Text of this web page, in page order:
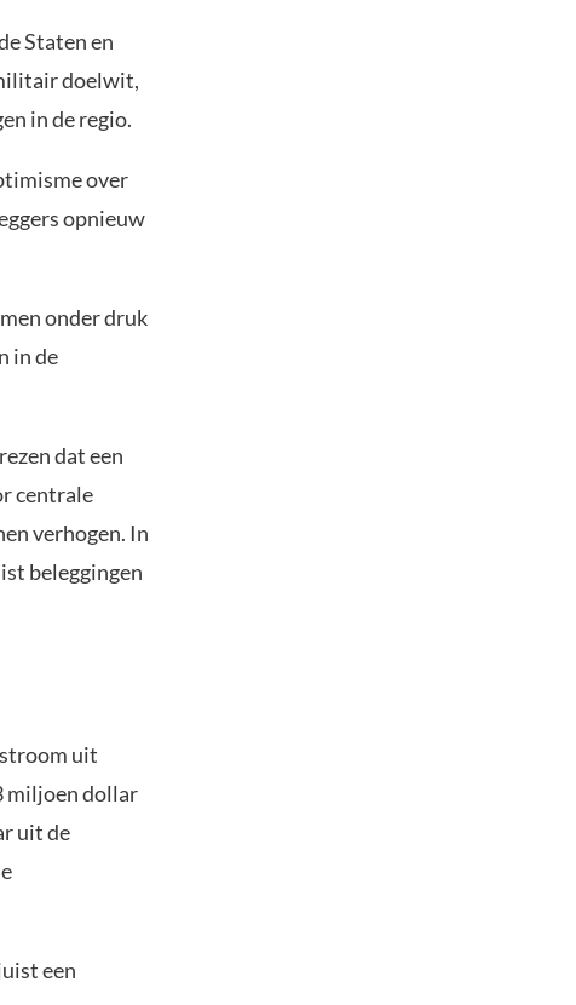
Staten en
doelwit,
in de regio.
over
opnieuw
onder druk
in de
dat een
centrale
verhogen. In
beleggingen
uit
miljoen dollar
uit de
een